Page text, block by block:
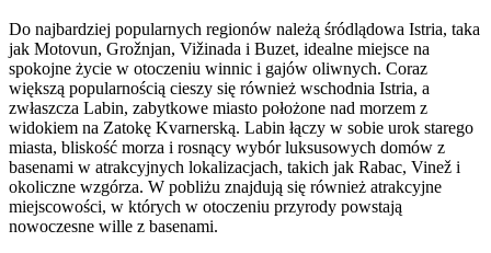
Do najbardziej popularnych regionów należą śródlądowa Istria, taka
jak Motovun, Grožnjan, Vižinada i Buzet, idealne miejsce na
spokojne życie w otoczeniu winnic i gajów oliwnych. Coraz
większą popularnością cieszy się również wschodnia Istria, a
zwłaszcza Labin, zabytkowe miasto położone nad morzem z
widokiem na Zatokę Kvarnerską. Labin łączy w sobie urok starego
miasta, bliskość morza i rosnący wybór luksusowych domów z
basenami w atrakcyjnych lokalizacjach, takich jak Rabac, Vinež i
okoliczne wzgórza. W pobliżu znajdują się również atrakcyjne
miejscowości, w których w otoczeniu przyrody powstają
nowoczesne wille z basenami.